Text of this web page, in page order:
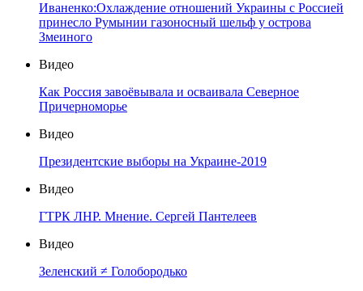
Иваненко:Охлаждение отношений Украины с Россией
принесло Румынии газоносный шельф у острова
Змеиного
Видео
Как Россия завоёвывала и осваивала Северное
Причерноморье
Видео
Президентские выборы на Украине-2019
Видео
ГТРК ЛНР. Мнение. Сергей Пантелеев
Видео
Зеленский ≠ Голобородько